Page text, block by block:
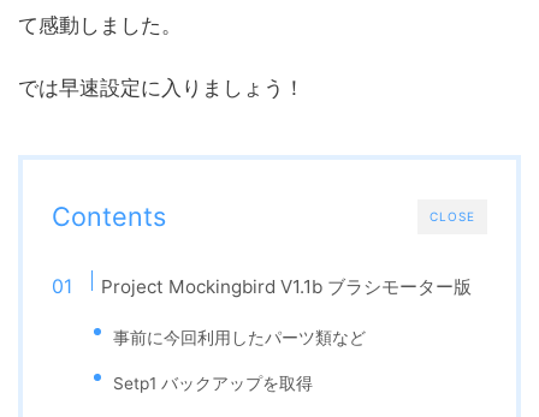
て感動しました。
では早速設定に入りましょう！
CLOSE
Contents
Project Mockingbird V1.1b ブラシモーター版
事前に今回利用したパーツ類など
Setp1 バックアップを取得